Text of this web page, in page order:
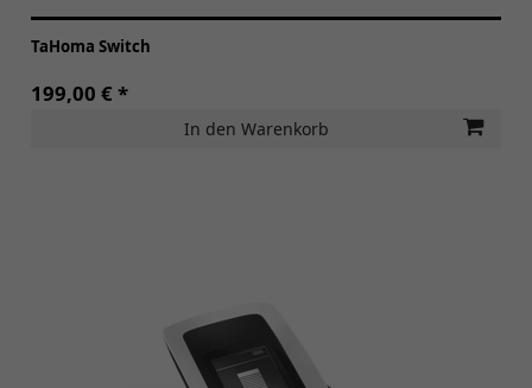
TaHoma Switch
199,00 € *
In den Warenkorb